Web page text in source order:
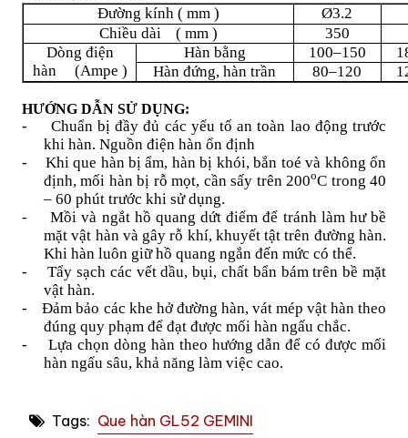
Đường kính ( mm )
Ø3.2
Chiều dài
( mm )
350
Dòng điện
hàn
(Ampe )
Hàn bằng 100–150
Hàn đứng, hàn trần
80–120
HƯỚNG DẪN SỬ DỤNG:
-
Chuẩn bị đầy đủ các yếu tố an toàn lao động trước
khi hàn. Nguồn điện hàn ổn định
-
Khi que hàn bị ẩm, hàn bị khói, bắn toé và không ổn
định, mối hàn bị rỗ mọt, cần sấy trên 200oC trong 40
– 60 phút trước khi sử dụng.
-
Mồi và ngắt hồ quang dứt điểm để tránh làm hư bề
mặt vật hàn và gây rỗ khí, khuyết tật trên đường hàn.
Khi hàn luôn giữ hồ quang ngắn đến mức có thể.
-
Tẩy sạch các vết dầu, bụi, chất bẩn bám trên bề mặt
vật hàn.
-
Đảm bảo các khe hở đường hàn, vát mép vật hàn theo
đúng quy phạm để đạt được mối hàn ngấu chắc.
-
Lựa chọn dòng hàn theo hướng dẫn để có đượcmối
hàn ngấu sâu, khả năng làm việc cao.
Tags: Que hàn GL52 GEMINI